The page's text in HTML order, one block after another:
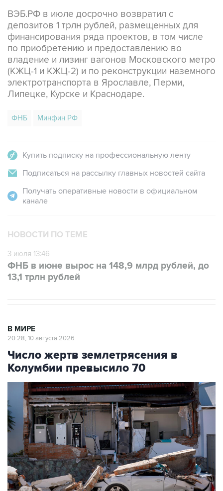
ВЭБ.РФ в июле досрочно возвратил с
депозитов 1 трлн рублей, размещенных для
финансирования ряда проектов, в том числе
по приобретению и предоставлению во
владение и лизинг вагонов Московского метро
(КЖЦ-1 и КЖЦ-2) и по реконструкции наземного
электротранспорта в Ярославле, Перми,
Липецке, Курске и Краснодаре.
ФНБ Минфин РФ
Купить подписку на профессиональную ленту
Подписаться на рассылку главных новостей сайта
Получать оперативные новости в официальном
канале
НОВОСТИ ПО ТЕМЕ
3 июля 13:46
ФНБ в июне вырос на 148,9 млрд рублей, до
13,1 трлн рублей
В МИРЕ
20:28, 10 августа 2026
Число жертв землетрясения в
Колумбии превысило 70